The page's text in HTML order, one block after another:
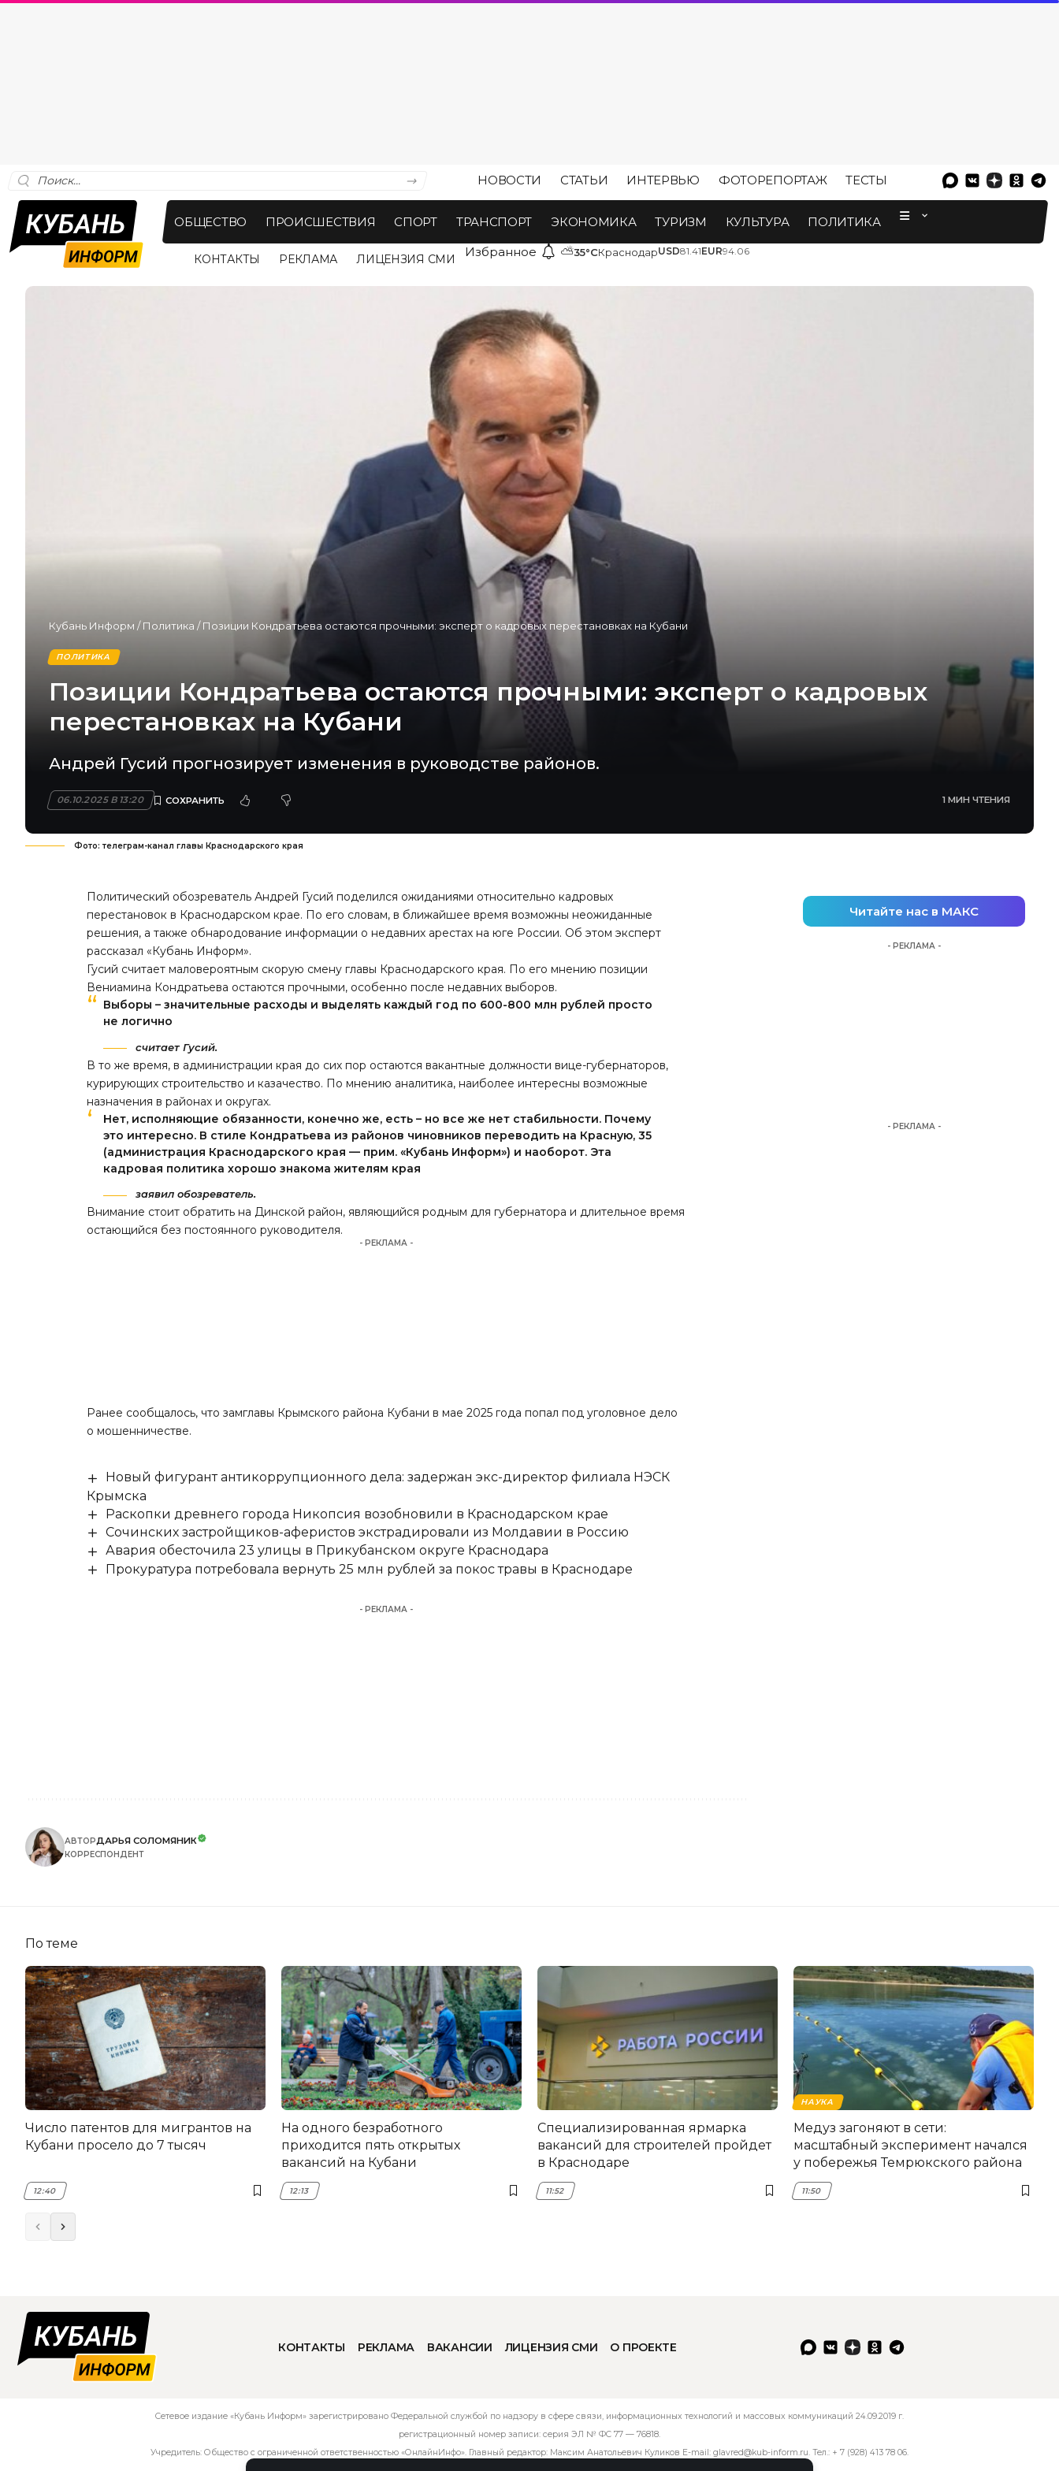
НОВОСТИ СТАТЬИ ИНТЕРВЬЮ ФОТОРЕПОРТАЖ ТЕСТЫ
ОБЩЕСТВО ПРОИСШЕСТВИЯ СПОРТ ТРАНСПОРТ ЭКОНОМИКА ТУРИЗМ КУЛЬТУРА ПОЛИТИКА
КОНТАКТЫ РЕКЛАМА ЛИЦЕНЗИЯ СМИ Избранное ⛅35°CКраснодарUSD81.41EUR94.06
Кубань Информ /Политика /Позиции Кондратьева остаются прочными: эксперт о кадровых перестановках на Кубани
ПОЛИТИКА
Позиции Кондратьева остаются прочными: эксперт о кадровых
перестановках на Кубани
Андрей Гусий прогнозирует изменения в руководстве районов.
06.10.2025 В 13:20 1 МИН ЧТЕНИЯ
Фото: телеграм-канал главы Краснодарского края
Политический обозреватель Андрей Гусий поделился ожиданиями относительно кадровых
перестановок в Краснодарском крае. По его словам, в ближайшее время возможны неожиданные
решения, а также обнародование информации о недавних арестах на юге России. Об этом эксперт
рассказал «Кубань Информ».
Гусий считает маловероятным скорую смену главы Краснодарского края. По его мнению позиции
Вениамина Кондратьева остаются прочными, особенно после недавних выборов.
Выборы – значительные расходы и выделять каждый год по 600-800 млн рублей просто
не логично
считает Гусий.
В то же время, в администрации края до сих пор остаются вакантные должности вице-губернаторов,
курирующих строительство и казачество. По мнению аналитика, наиболее интересны возможные
назначения в районах и округах.
Нет, исполняющие обязанности, конечно же, есть – но все же нет стабильности. Почему
это интересно. В стиле Кондратьева из районов чиновников переводить на Красную, 35
(администрация Краснодарского края — прим. «Кубань Информ») и наоборот. Эта
кадровая политика хорошо знакома жителям края
заявил обозреватель.
Внимание стоит обратить на Динской район, являющийся родным для губернатора и длительное время
остающийся без постоянного руководителя.
- РЕКЛАМА -
Ранее сообщалось, что замглавы Крымского района Кубани в мае 2025 года попал подуголовное дело
о мошенничестве.
Новый фигурант антикоррупционного дела: задержан экс-директор филиала НЭСК
Крымска
Раскопки древнего города Никопсия возобновили в Краснодарском крае
Сочинских застройщиков-аферистов экстрадировали из Молдавии в Россию
Авария обесточила 23 улицы в Прикубанском округе Краснодара
Прокуратура потребовала вернуть 25 млн рублей за покос травы в Краснодаре
- РЕКЛАМА -
АВТОРДАРЬЯ СОЛОМЯНИК
КОРРЕСПОНДЕНТ
Читайте нас в МАКС
- РЕКЛАМА -
- РЕКЛАМА -
По теме
Число патентов для мигрантов на
Кубани просело до 7 тысяч
12:40
На одного безработного
приходится пять открытых
вакансий на Кубани
12:13
Специализированная ярмарка
вакансий для строителей пройдет
в Краснодаре
11:52
НАУКА
Медуз загоняют в сети:
масштабный эксперимент начался
у побережья Темрюкского района
11:50
КОНТАКТЫ РЕКЛАМА ВАКАНСИИ ЛИЦЕНЗИЯ СМИ О ПРОЕКТЕ
Сетевое издание «Кубань Информ» зарегистрировано Федеральной службой по надзору в сфере связи, информационных технологий и массовых коммуникаций 24.09.2019 г.
регистрационный номер записи: серия ЭЛ № ФС 77 — 76818.
Учредитель: Общество с ограниченной ответственностью «ОнлайнИнфо». Главный редактор: Максим Анатольевич Куликов E-mail: glavred@kub-inform.ru. Тел.: + 7 (928) 413 78 06.